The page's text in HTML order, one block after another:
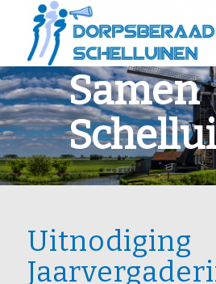
Samen
Uitnodiging